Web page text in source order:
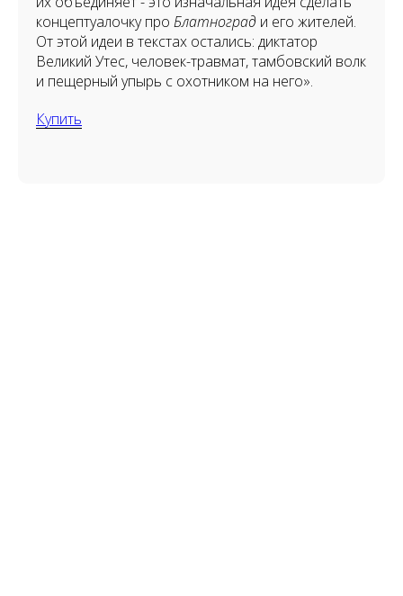
концептуалочку про Блатноград и его жителей.
От этой идеи в текстах остались: диктатор
Великий Утес, человек-травмат, тамбовский волк
и пещерный упырь с охотником на него».
Купить